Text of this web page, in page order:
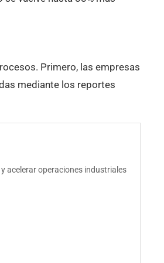
Primero, las empresas
mediante los reportes
acelerar operaciones industriales